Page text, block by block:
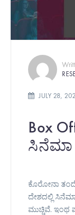
JULY 28,
Box
ಸಿನೆಮಾ
ಕೊರೋನಾ
ದೇಶದಲ್ಲಿ
ಮುಚ್ಚಿವೆ. ಇಂಥ